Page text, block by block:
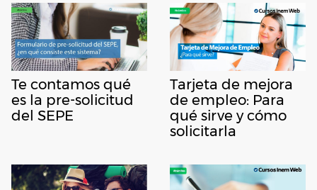
Te contamos qué
es la pre-solicitud
del SEPE
Tarjeta de mejora
de empleo: Para
qué sirve y cómo
solicitarla